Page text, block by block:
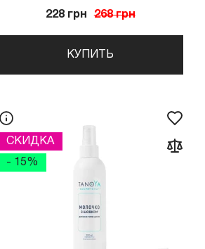
228 грн 268 грн
КУПИТЬ
СКИДКА
- 15%